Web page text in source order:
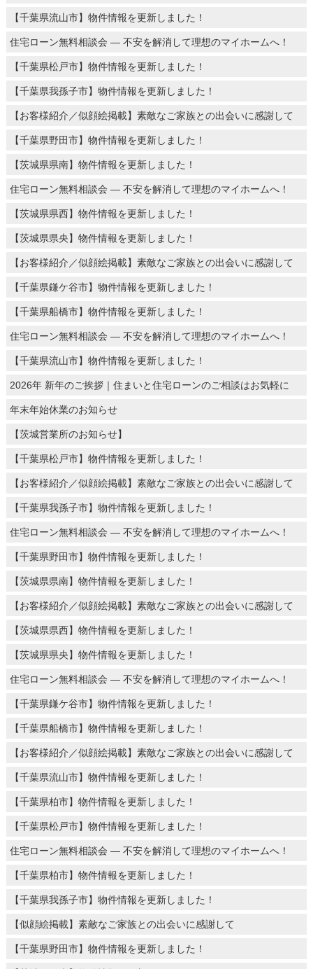
【千葉県流山市】物件情報を更新しました！
住宅ローン無料相談会 ― 不安を解消して理想のマイホームへ！
【千葉県松戸市】物件情報を更新しました！
【千葉県我孫子市】物件情報を更新しました！
【お客様紹介／似顔絵掲載】素敵なご家族との出会いに感謝して
【千葉県野田市】物件情報を更新しました！
【茨城県県南】物件情報を更新しました！
住宅ローン無料相談会 ― 不安を解消して理想のマイホームへ！
【茨城県県西】物件情報を更新しました！
【茨城県県央】物件情報を更新しました！
【お客様紹介／似顔絵掲載】素敵なご家族との出会いに感謝して
【千葉県鎌ケ谷市】物件情報を更新しました！
【千葉県船橋市】物件情報を更新しました！
住宅ローン無料相談会 ― 不安を解消して理想のマイホームへ！
【千葉県流山市】物件情報を更新しました！
2026年 新年のご挨拶｜住まいと住宅ローンのご相談はお気軽に
年末年始休業のお知らせ
【茨城営業所のお知らせ】
【千葉県松戸市】物件情報を更新しました！
【お客様紹介／似顔絵掲載】素敵なご家族との出会いに感謝して
【千葉県我孫子市】物件情報を更新しました！
住宅ローン無料相談会 ― 不安を解消して理想のマイホームへ！
【千葉県野田市】物件情報を更新しました！
【茨城県県南】物件情報を更新しました！
【お客様紹介／似顔絵掲載】素敵なご家族との出会いに感謝して
【茨城県県西】物件情報を更新しました！
【茨城県県央】物件情報を更新しました！
住宅ローン無料相談会 ― 不安を解消して理想のマイホームへ！
【千葉県鎌ケ谷市】物件情報を更新しました！
【千葉県船橋市】物件情報を更新しました！
【お客様紹介／似顔絵掲載】素敵なご家族との出会いに感謝して
【千葉県流山市】物件情報を更新しました！
【千葉県柏市】物件情報を更新しました！
【千葉県松戸市】物件情報を更新しました！
住宅ローン無料相談会 ― 不安を解消して理想のマイホームへ！
【千葉県柏市】物件情報を更新しました！
【千葉県我孫子市】物件情報を更新しました！
【似顔絵掲載】素敵なご家族との出会いに感謝して
【千葉県野田市】物件情報を更新しました！